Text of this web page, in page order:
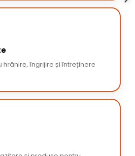
hrănire, îngrijire și întreținere